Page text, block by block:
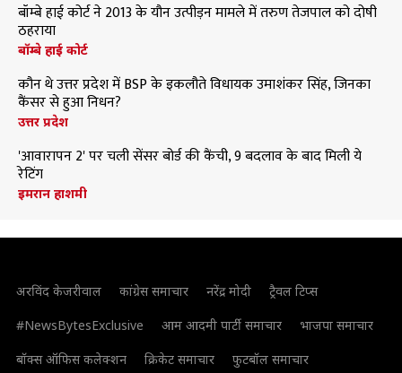
बॉम्बे हाई कोर्ट ने 2013 के यौन उत्पीड़न मामले में तरुण तेजपाल को दोषी
ठहराया
बॉम्बे हाई कोर्ट
कौन थे उत्तर प्रदेश में BSP के इकलौते विधायक उमाशंकर सिंह, जिनका
कैंसर से हुआ निधन?
उत्तर प्रदेश
'आवारापन 2' पर चली सेंसर बोर्ड की कैंची, 9 बदलाव के बाद मिली ये
रेटिंग
इमरान हाशमी
अरविंद केजरीवाल कांग्रेस समाचार नरेंद्र मोदी
ट्रैवल टिप्स
#NewsBytesExclusive
आम आदमी पार्टी समाचार
भाजपा समाचार
बॉक्स ऑफिस कलेक्शन
क्रिकेट समाचार फुटबॉल समाचार